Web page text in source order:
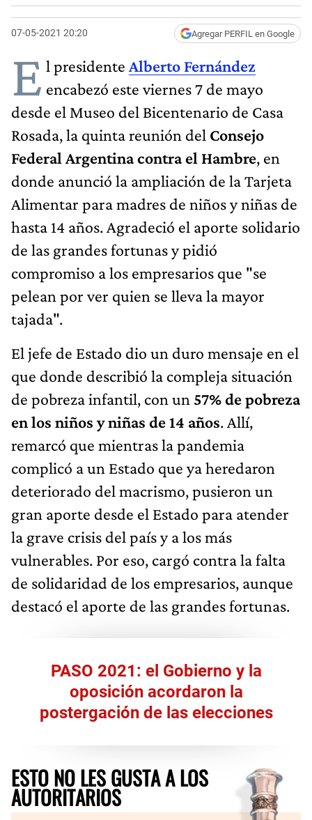
07-05-2021 20:20 Agregar PERFIL en Google
E l presidente Alberto Fernández
encabezó este viernes 7 de mayo
desde el Museo del Bicentenario de Casa
Rosada, la quinta reunión del Consejo
Federal Argentina contra el Hambre, en
donde anunció la ampliación de la Tarjeta
Alimentar para madres de niños y niñas de
hasta 14 años. Agradeció el aporte solidario
de las grandes fortunas y pidió
compromiso a los empresarios que "se
pelean por ver quien se lleva la mayor
tajada".
El jefe de Estado dio un duro mensaje en el
que donde describió la compleja situación
de pobreza infantil, con un 57% de pobreza
en los niños y niñas de 14 años. Allí,
remarcó que mientras la pandemia
complicó a un Estado que ya heredaron
deteriorado del macrismo, pusieron un
gran aporte desde el Estado para atender
la grave crisis del país y a los más
vulnerables. Por eso, cargó contra la falta
de solidaridad de los empresarios, aunque
destacó el aporte de las grandes fortunas.
PASO 2021: el Gobierno y la
oposición acordaron la
postergación de las elecciones
ESTO NO LES GUSTA A LOS
AUTORITARIOS